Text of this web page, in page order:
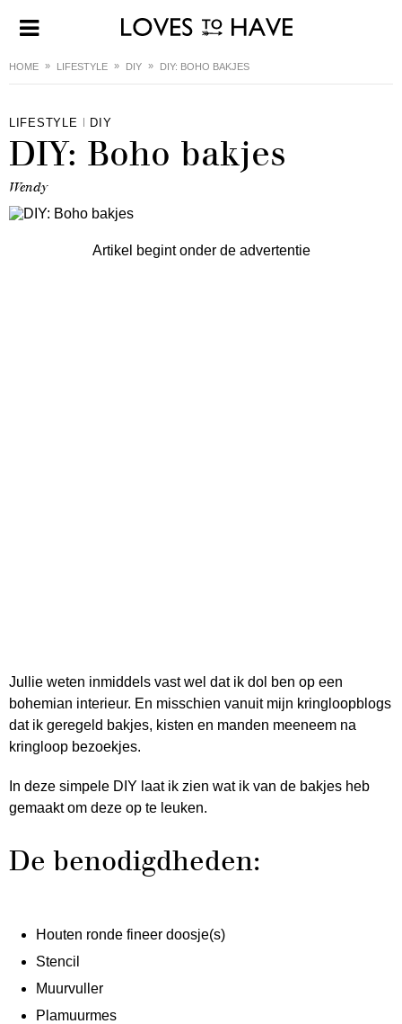
HOME LIFESTYLE DIY DIY: BOHO BAKJES
LIFESTYLE DIY
DIY: Boho bakjes
Wendy
Artikel begint onder de advertentie
Jullie weten inmiddels vast wel dat ik dol ben op een
bohemian interieur. En misschien vanuit mijn kringloopblogs
dat ik geregeld bakjes, kisten en manden meeneem na
kringloop bezoekjes.
In deze simpele DIY laat ik zien wat ik van de bakjes heb
gemaakt om deze op te leuken.
De benodigdheden:
Houten ronde fineer doosje(s)
Stencil
Muurvuller
Plamuurmes